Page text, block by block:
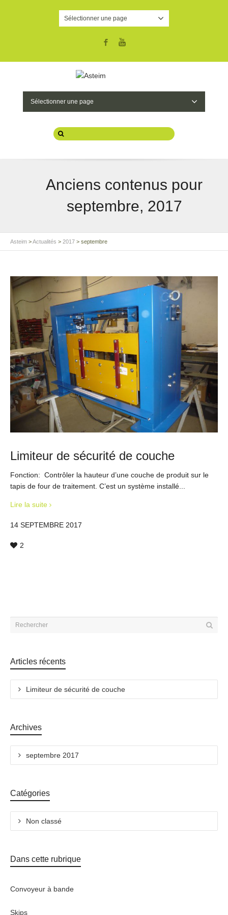
Sélectionner une page
Facebook
Sélectionner une page
Anciens contenus pour
septembre, 2017
Asteim >Actualités > 2017 > septembre
Limiteur de sécurité de couche
Fonction: Contrôler la hauteur d’une couche de produit sur le
tapis de four de traitement. C’est un système installé...
Lire la suite
14 SEPTEMBRE 2017
2
Articles récents
Limiteur de sécurité de couche
Archives
septembre 2017
Catégories
Non classé
Dans cette rubrique
Convoyeur à bande
Skips